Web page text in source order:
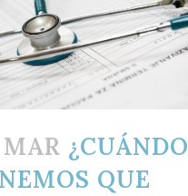
¿CUÁNDO
QUE